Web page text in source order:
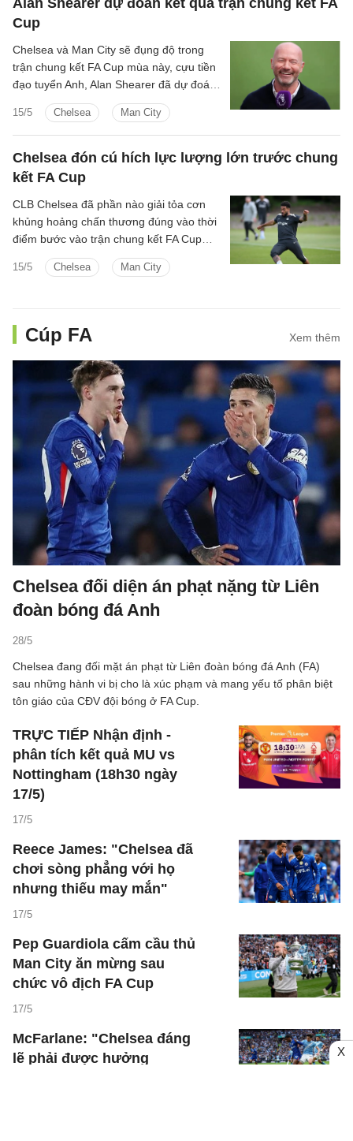
Alan Shearer dự đoán kết quả trận chung kết FA
Cup
15/5 Chelsea Man City
Chelsea và Man City sẽ đụng độ trong
trận chung kết FA Cup mùa này, cựu tiền
đạo tuyển Anh, Alan Shearer đã dự đoán
kết quả trận đấu này.
Chelsea đón cú hích lực lượng lớn trước chung
kết FA Cup
15/5 Chelsea Man City
CLB Chelsea đã phần nào giải tỏa cơn
khủng hoảng chấn thương đúng vào thời
điểm bước vào trận chung kết FA Cup
đấu Manchester City.
Cúp FA Xem thêm
Chelsea đối diện án phạt nặng từ Liên
đoàn bóng đá Anh
28/5
Chelsea đang đối mặt án phạt từ Liên đoàn bóng đá Anh (FA)
sau những hành vi bị cho là xúc phạm và mang yếu tố phân biệt
tôn giáo của CĐV đội bóng ở FA Cup.
TRỰC TIẾP Nhận định -
phân tích kết quả MU vs
Nottingham (18h30 ngày
17/5)
17/5
Reece James: "Chelsea đã
chơi sòng phẳng với họ
nhưng thiếu may mắn"
17/5
Pep Guardiola cấm cầu thủ
Man City ăn mừng sau
chức vô địch FA Cup
17/5
McFarlane: "Chelsea đáng
lẽ phải được hưởng
X